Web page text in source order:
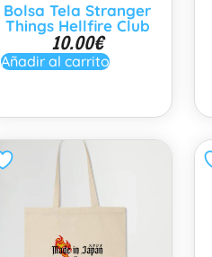
Bolsa Tela Stranger
Things Hellfire Club
10.00€
Añadir al carrito